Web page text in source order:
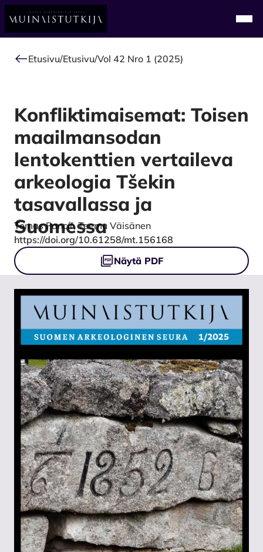
Alkuun
Etusivu/Etusivu/Vol 42 Nro 1 (2025)
Konfliktimaisemat: Toisen
maailmansodan
lentokenttien vertaileva
arkeologia Tšekin
tasavallassa ja
Suomessa
Authors
Tomas Pancíř, Teemu Väisänen
DOI
https://doi.org/10.61258/mt.156168
Tiedostot
Näytä PDF